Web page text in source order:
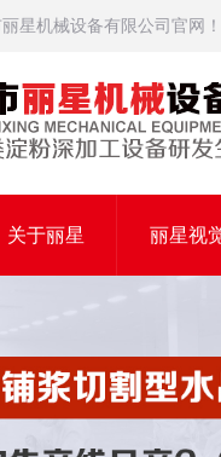
星机械设备有限公司官网！
关于丽星 丽星视